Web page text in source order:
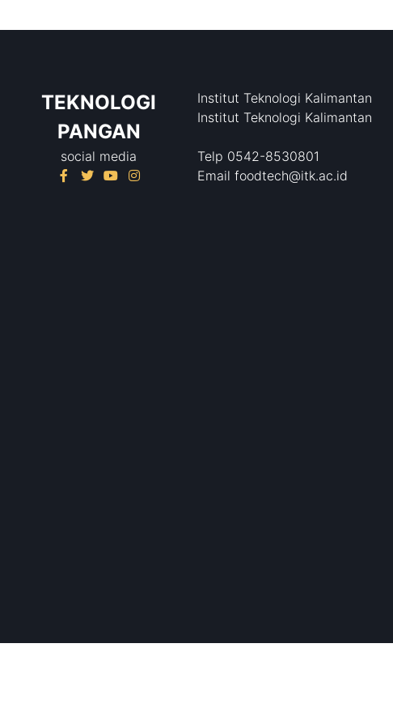
TEKNOLOGI
PANGAN
social media
Institut Teknologi Kalimantan
Institut Teknologi Kalimantan
Telp 0542-8530801
Email foodtech@itk.ac.id